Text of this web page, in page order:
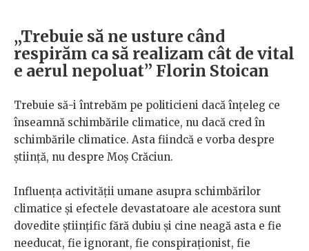
„Trebuie să ne usture când
respirăm ca să realizam cât de vital
e aerul nepoluat” Florin Stoican
Trebuie să-i întrebăm pe politicieni dacă înțeleg ce
înseamnă schimbările climatice, nu dacă cred în
schimbările climatice. Asta fiindcă e vorba despre
știință, nu despre Moș Crăciun.
Influența activității umane asupra schimbărilor
climatice și efectele devastatoare ale acestora sunt
dovedite științific fără dubiu și cine neagă asta e fie
needucat, fie ignorant, fie conspiraționist, fie